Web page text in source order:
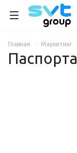
Главная Маркетинг
Паспорта